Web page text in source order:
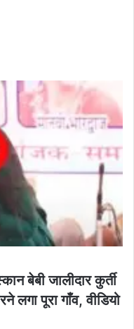
बेबी जालीदार कुर्ती
लगा पूरा गाँव, वीडियो